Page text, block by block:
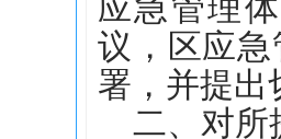
应急管理
议，区应
署，并提出
二、对所